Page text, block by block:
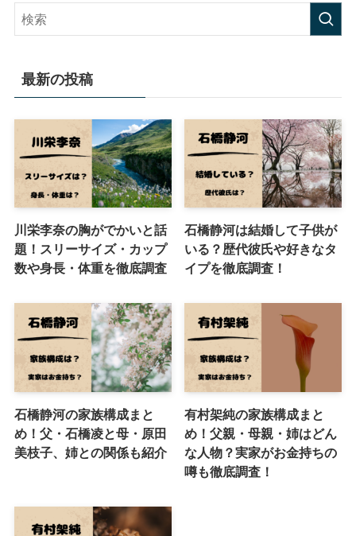
最新の投稿
川栄李奈の胸がでかいと話
題！スリーサイズ・カップ
数や身長・体重を徹底調査
石橋静河は結婚して子供が
いる？歴代彼氏や好きなタ
イプを徹底調査！
石橋静河の家族構成まと
め！父・石橋凌と母・原田
美枝子、姉との関係も紹介
有村架純の家族構成まと
め！父親・母親・姉はどん
な人物？実家がお金持ちの
噂も徹底調査！